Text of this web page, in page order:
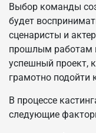
Выбор команды
будет
сценаристы и
прошлым работам
успешный проект,
грамотно подойти
В процессе
следующие